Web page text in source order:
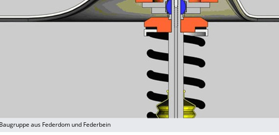
aus Federdom und Federbein